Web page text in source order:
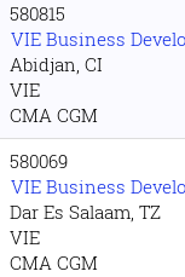
580815
VIE Business
Abidjan, CI
VIE
CMA CGM
580069
VIE Business
Dar Es Salaam, TZ
VIE
CMA CGM